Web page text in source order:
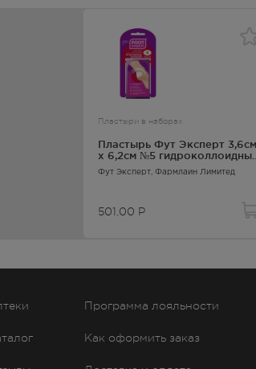
Пластыри в наборах
Пластырь Фут Эксперт 3,6см
х 6,2см №5 гидроколлоидный
в форме полумесяц
Фут Эксперт, Фармлайн Лимитед
501.00 Р
Программа лояльности
Как оформить заказ